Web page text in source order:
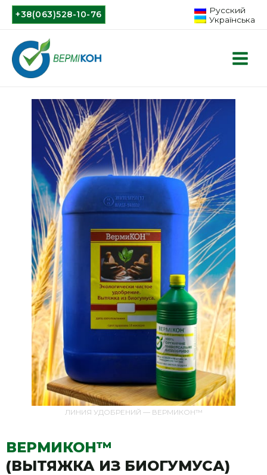
+38(063)528-10-76
Русский
Українська
ЛИНИЯ УДОБРЕНИЙ — ВЕРМИКОН™
ВЕРМИКОН™
(ВЫТЯЖКА ИЗ БИОГУМУСА)